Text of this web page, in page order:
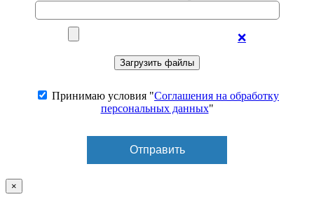
❌
Принимаю условия "Соглашения на обработку
персональных данных"
×